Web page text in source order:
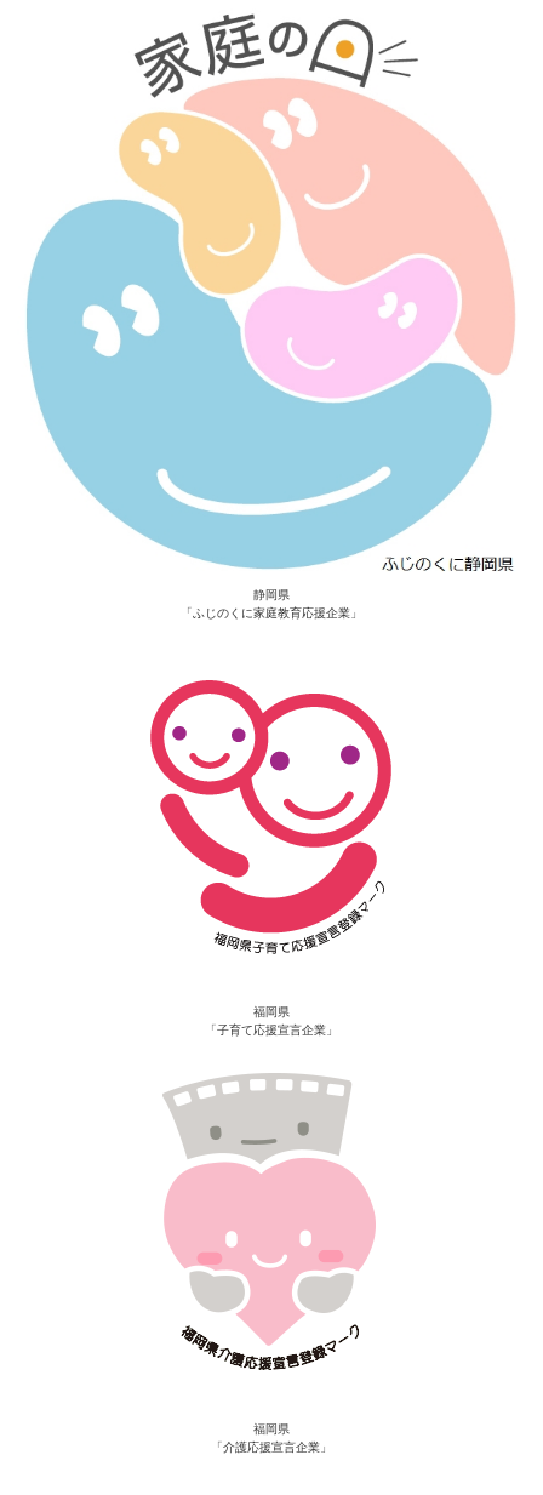
静岡県
「ふじのくに家庭教育応援企業」
福岡県
「子育て応援宣言企業」
福岡県
「介護応援宣言企業」